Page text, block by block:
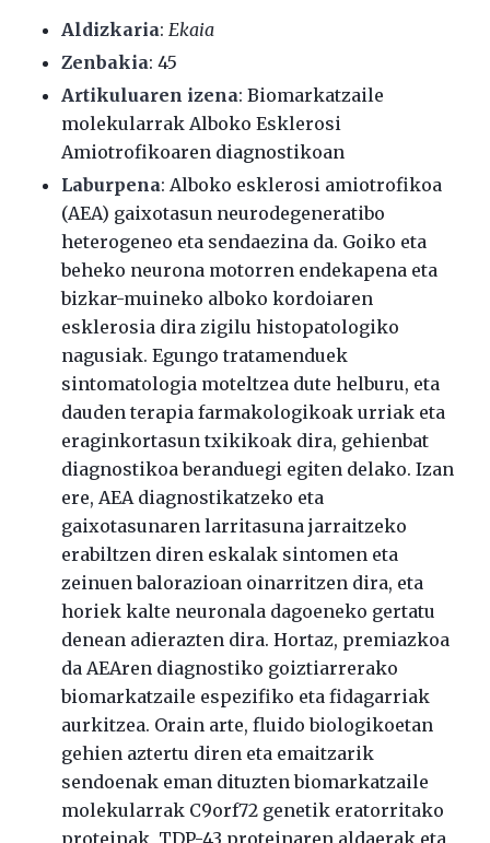
Aldizkaria: Ekaia
Zenbakia: 45
Artikuluaren izena: Biomarkatzaile
molekularrak Alboko Esklerosi
Amiotrofikoaren diagnostikoan
Laburpena: Alboko esklerosi amiotrofikoa
(AEA) gaixotasun neurodegeneratibo
heterogeneo eta sendaezina da. Goiko eta
beheko neurona motorren endekapena eta
bizkar-muineko alboko kordoiaren
esklerosia dira zigilu histopatologiko
nagusiak. Egungo tratamenduek
sintomatologia moteltzea dute helburu, eta
dauden terapia farmakologikoak urriak eta
eraginkortasun txikikoak dira, gehienbat
diagnostikoa beranduegi egiten delako. Izan
ere, AEA diagnostikatzeko eta
gaixotasunaren larritasuna jarraitzeko
erabiltzen diren eskalak sintomen eta
zeinuen balorazioan oinarritzen dira, eta
horiek kalte neuronala dagoeneko gertatu
denean adierazten dira. Hortaz, premiazkoa
da AEAren diagnostiko goiztiarrerako
biomarkatzaile espezifiko eta fidagarriak
aurkitzea. Orain arte, fluido biologikoetan
gehien aztertu diren eta emaitzarik
sendoenak eman dituzten biomarkatzaile
molekularrak C9orf72 genetik eratorritako
proteinak, TDP-43 proteinaren aldaerak eta